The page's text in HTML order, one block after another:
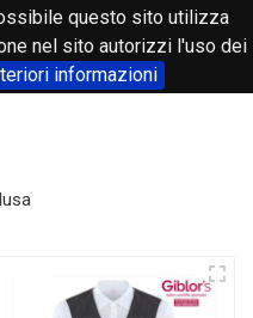
questo sito utilizza
nel sito autorizzi l'uso dei
informazioni
0